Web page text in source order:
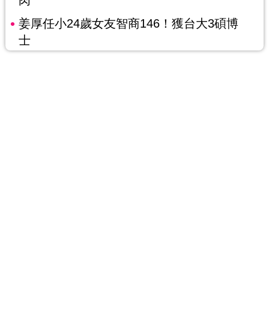
姜厚任小24歲女友智商146！獲台大3碩博
士